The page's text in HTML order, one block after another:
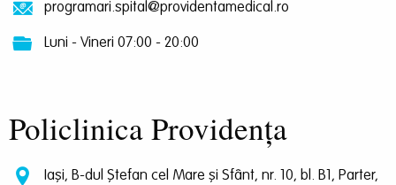
programari.spital@providentamedical.ro
Luni - Vineri 07:00 - 20:00
Policlinica Providența
Iași, B-dul Ștefan cel Mare și Sfânt, nr. 10, bl. B1, Parter,